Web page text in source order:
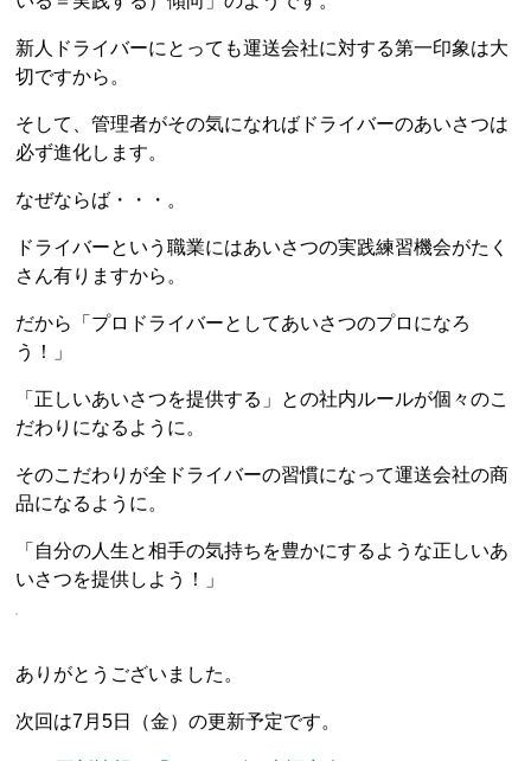
新人ドライバーにとっても運送会社に対する第一印象は大
切ですから。
そして、管理者がその気になればドライバーのあいさつは
必ず進化します。
なぜならば・・・。
ドライバーという職業にはあいさつの実践練習機会がたく
さん有りますから。
だから「プロドライバーとしてあいさつのプロになろ
う！」
「正しいあいさつを提供する」との社内ルールが個々のこ
だわりになるように。
そのこだわりが全ドライバーの習慣になって運送会社の商
品になるように。
「自分の人生と相手の気持ちを豊かにするような正しいあ
いさつを提供しよう！」
ありがとうございました。
次回は7月5日（金）の更新予定です。